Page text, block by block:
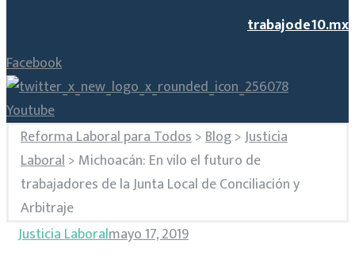
trabajode10.mx
Facebook
Youtube
Reforma Laboral para Todos>Blog>Justicia
Laboral> Michoacán: En vilo el futuro de
trabajadores de la Junta Local de Conciliación y
Arbitraje
Justicia Laboralmayo 17, 2019